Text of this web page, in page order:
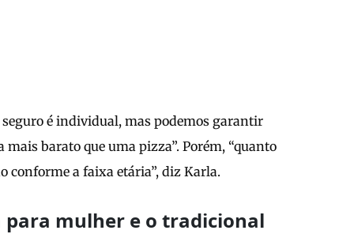
seguro é individual, mas podemos garantir
barato que uma pizza”. Porém, “quanto
conforme a faixa etária”, diz Karla.
para mulher e o tradicional